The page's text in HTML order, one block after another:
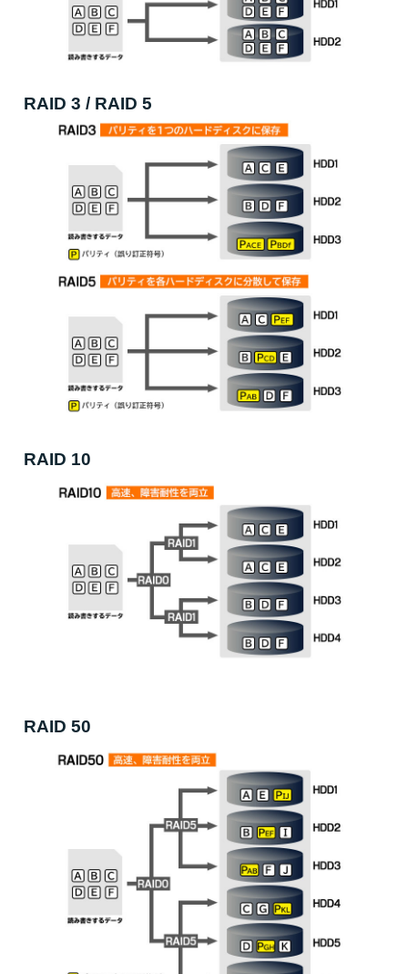
RAID 3 / RAID 5
RAID 10
RAID 50